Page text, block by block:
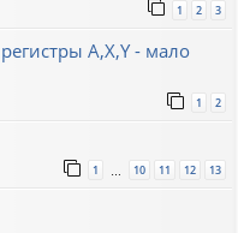
1 2 3
A,X,Y - мало
1 2
1 10 11 12 13